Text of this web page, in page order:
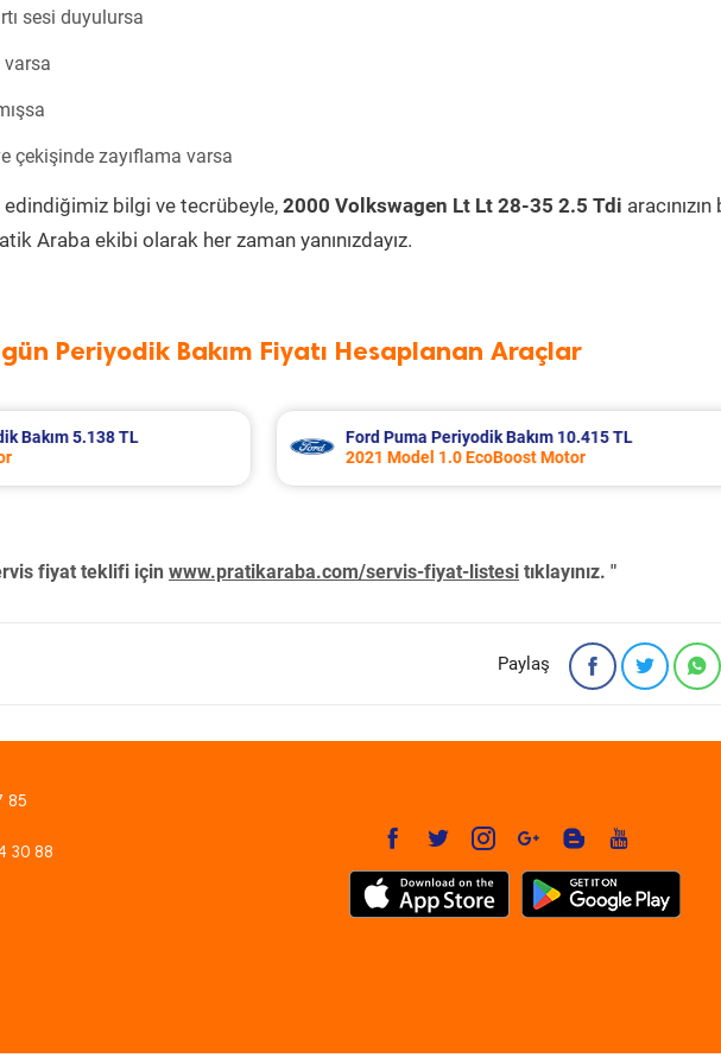
sesi duyulursa
varsa
çekişinde zayıflama varsa
edindiğimiz bilgi ve tecrübeyle, 2000 Volkswagen Lt Lt 28-35 2.5 Tdi aracınızın
Araba ekibi olarak her zaman yanınızdayız.
Periyodik Bakım Fiyatı Hesaplanan Araçlar
Bakım 10.415 TL
EcoBoost Motor
Audi A3 Periyodik Bakım 7.978 TL
2018 Model 1.0 Tfsi Motor
fiyat teklifi için www.pratikaraba.com/servis-fiyat-listesi tıklayınız. "
Paylaş
85
30 88